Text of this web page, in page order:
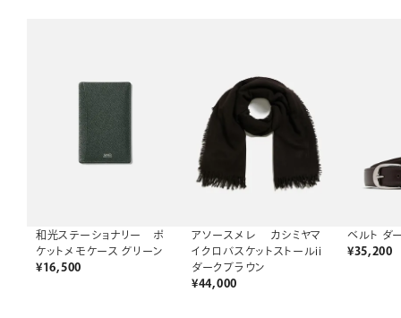
和光ステーショナリー ポ
ケットメモケース グリーン
¥16,500
アソースメレ カシミヤマ
イクロバスケットストールii
ダークブラウン
¥44,000
ベルト ダ
¥35,200